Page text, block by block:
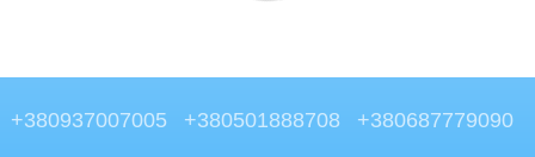
+380937007005 +380501888708 +380687779090